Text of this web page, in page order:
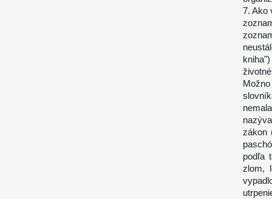
7. Ako
zákon
podľa
zlom,